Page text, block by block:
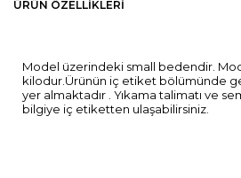
ÜRÜN ÖZELLIKLERI
Model üzerindeki small bedendir.
kilodur.Ürünün iç etiket bölümünde
yer almaktadır . Yıkama talimatı ve
bilgiye iç etiketten ulaşabilirsiniz.